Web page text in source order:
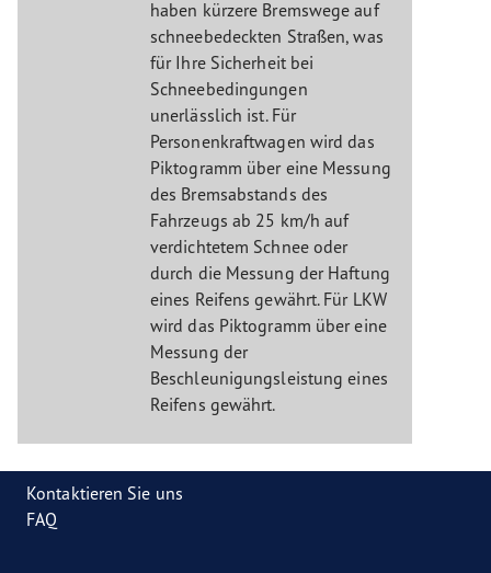
haben kürzere Bremswege auf
schneebedeckten Straßen, was
für Ihre Sicherheit bei
Schneebedingungen
unerlässlich ist. Für
Personenkraftwagen wird das
Piktogramm über eine Messung
des Bremsabstands des
Fahrzeugs ab 25 km/h auf
verdichtetem Schnee oder
durch die Messung der Haftung
eines Reifens gewährt. Für LKW
wird das Piktogramm über eine
Messung der
Beschleunigungsleistung eines
Reifens gewährt.
Kontaktieren Sie uns
FAQ